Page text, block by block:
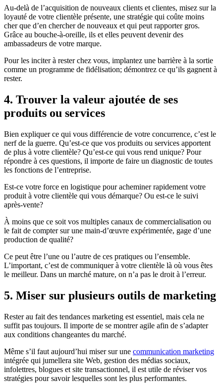
Au-delà de l’acquisition de nouveaux clients et clientes, misez sur la
loyauté de votre clientèle présente, une stratégie qui coûte moins
cher que d’en chercher de nouveaux et qui peut rapporter gros.
Grâce au bouche-à-oreille, ils et elles peuvent devenir des
ambassadeurs de votre marque.
Pour les inciter à rester chez vous, implantez une barrière à la sortie
comme un programme de fidélisation; démontrez ce qu’ils gagnent à
rester.
4. Trouver la valeur ajoutée de ses
produits ou services
Bien expliquer ce qui vous différencie de votre concurrence, c’est le
nerf de la guerre. Qu’est-ce que vos produits ou services apportent
de plus à votre clientèle? Qu’est-ce qui vous rend unique? Pour
répondre à ces questions, il importe de faire un diagnostic de toutes
les fonctions de l’entreprise.
Est-ce votre force en logistique pour acheminer rapidement votre
produit à votre clientèle qui vous démarque? Ou est-ce le suivi
après-vente?
À moins que ce soit vos multiples canaux de commercialisation ou
le fait de compter sur une main-d’œuvre expérimentée, gage d’une
production de qualité?
Ce peut être l’une ou l’autre de ces pratiques ou l’ensemble.
L’important, c’est de communiquer à votre clientèle là où vous êtes
le meilleur. Dans un marché mature, on n’a pas le droit à l’erreur.
5. Miser sur plusieurs outils de marketing
Rester au fait des tendances marketing est essentiel, mais cela ne
suffit pas toujours. Il importe de se montrer agile afin de s’adapter
aux conditions changeantes du marché.
Même s’il faut aujourd’hui miser sur une communication marketing
intégrée qui jumellera site Web, gestion des médias sociaux,
infolettres, blogues et site transactionnel, il est utile de réviser vos
stratégies pour savoir lesquelles sont les plus performantes.